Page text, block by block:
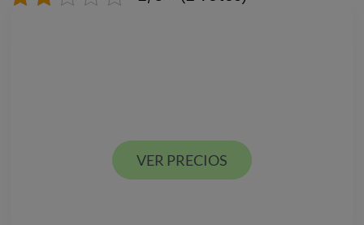
VER PRECIOS